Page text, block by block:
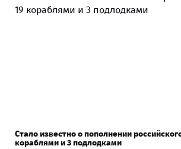
Стало известно о пополнении
кораблями и 3 подлодками